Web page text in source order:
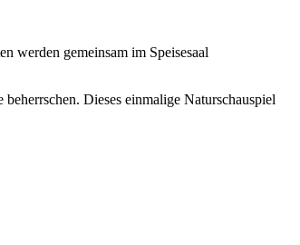
werden gemeinsam im Speisesaal
Dieses einmalige Naturschauspiel